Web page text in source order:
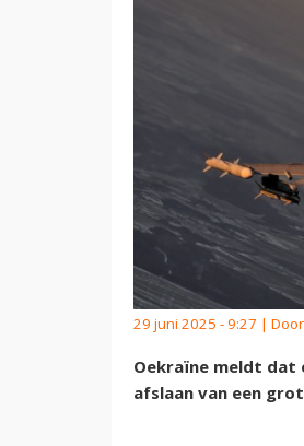
29 juni 2025 - 9:27 |
Oekraïne meldt dat
afslaan van een